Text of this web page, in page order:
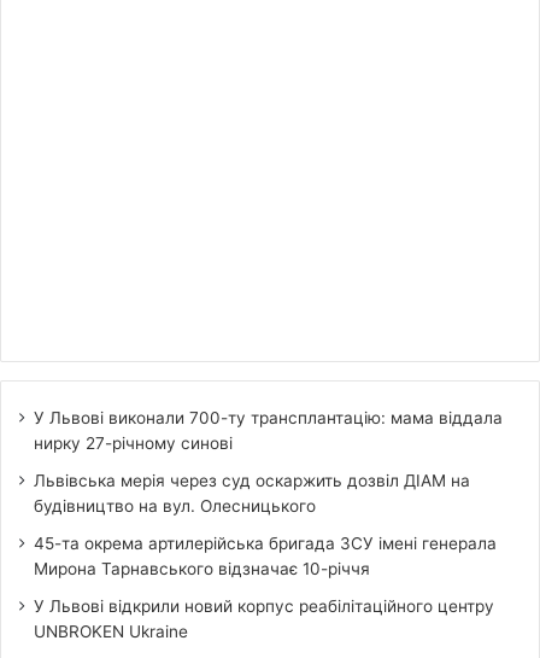
У Львові виконали 700-ту трансплантацію: мама віддала
нирку 27-річному синові
Львівська мерія через суд оскаржить дозвіл ДІАМ на
будівництво на вул. Олесницького
45-та окрема артилерійська бригада ЗСУ імені генерала
Мирона Тарнавського відзначає 10-річчя
У Львові відкрили новий корпус реабілітаційного центру
UNBROKEN Ukraine